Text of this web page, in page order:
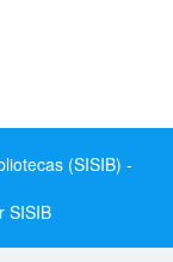
(SISIB) -
SISIB